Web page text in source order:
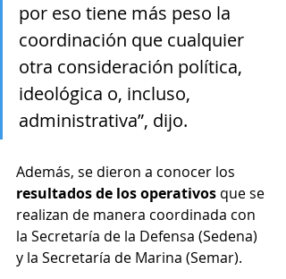
por eso tiene más peso la
coordinación que cualquier
otra consideración política,
ideológica o, incluso,
administrativa”, dijo.
Además, se dieron a conocer los
resultados de los operativos que se
realizan de manera coordinada con
la Secretaría de la Defensa (Sedena)
y la Secretaría de Marina (Semar).